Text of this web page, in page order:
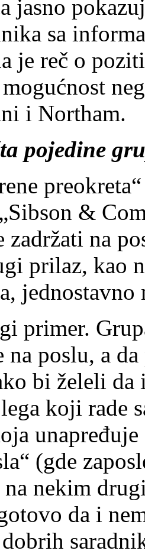
jasno
sa
je reč o
i Northam.
pojedine
&
zadržati na
prilaz, kao
primer.
na poslu, a
bi želeli da
koji rade
(gde
nekim
da i